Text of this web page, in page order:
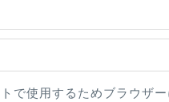
で使用するためブラウザ